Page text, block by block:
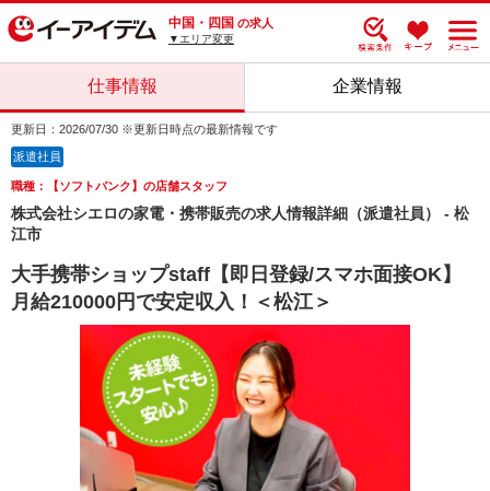
中国・四国 の求人
▼エリア変更
仕事情報 企業情報
更新日：2026/07/30 ※更新日時点の最新情報です
派遣社員
職種：【ソフトバンク】の店舗スタッフ
株式会社シエロの家電・携帯販売の求人情報詳細（派遣社員） - 松
江市
大手携帯ショップstaff【即日登録/スマホ面接OK】
月給210000円で安定収入！＜松江＞